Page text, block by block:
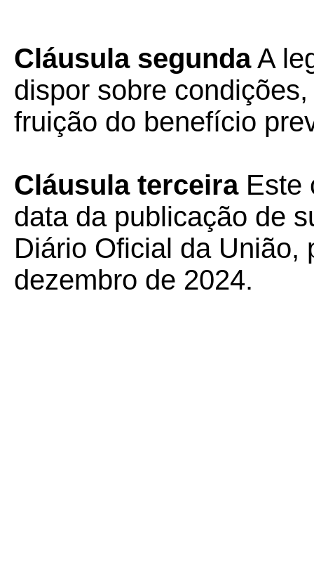
Cláusula segundaA
dispor sobre
fruição do benefício
Cláusula terceira Este
data da publicação de
Diário Oficial da União,
dezembro de 2024.